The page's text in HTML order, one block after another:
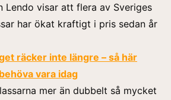
Lendo visar att flera av Sveriges
har ökat kraftigt i pris sedan år
räcker inte längre – så här
vara idag
mer än dubbelt så mycket